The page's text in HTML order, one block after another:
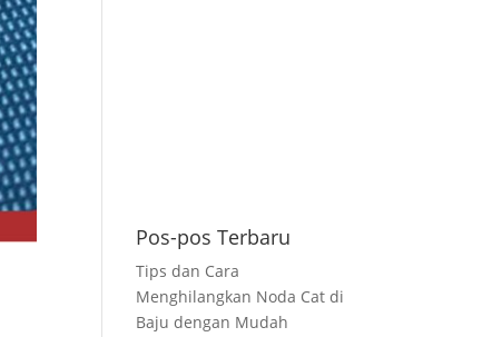
Pos-pos Terbaru
Tips dan Cara
Menghilangkan Noda Cat di
Baju dengan Mudah